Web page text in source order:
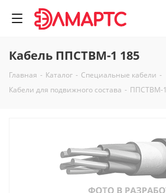
Кабель ППСТВМ-1 185
Главная - Каталог - Специальные кабели -
Кабели для подвижного состава - ППСТВМ-1